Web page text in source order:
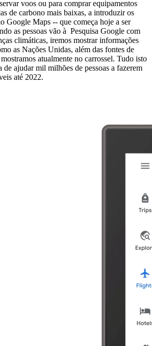
voos ou para comprar equipamentos
de carbono mais baixas, a introduzir os
Google Maps -- que começa hoje a ser
as pessoas vão à Pesquisa Google com
climáticas, iremos mostrar informações
as Nações Unidas, além das fontes de
atualmente no carrossel. Tudo isto
de ajudar mil milhões de pessoas a fazerem
​​até 2022.